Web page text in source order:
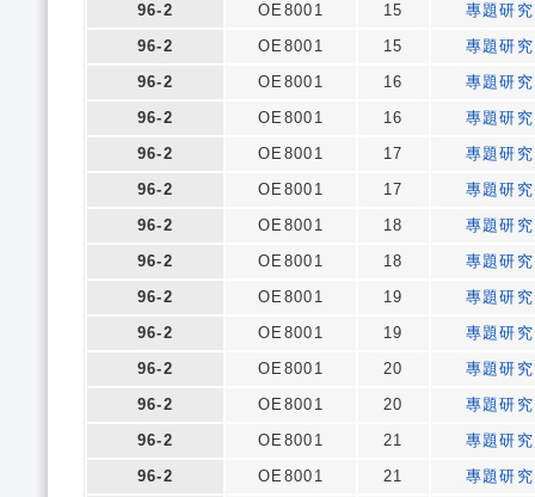
96-2
OE8001 15
專題研究
96-2
OE8001 15
專題研究
96-2
OE8001 16
專題研究
96-2
OE8001 16
專題研究
96-2
OE8001 17
專題研究
96-2
OE8001 17
專題研究
96-2
OE8001 18
專題研究
96-2
OE8001 18
專題研究
96-2
OE8001 19
專題研究
96-2
OE8001 19
專題研究
96-2
OE8001 20
專題研究
96-2
OE8001 20
專題研究
96-2
OE8001 21
專題研究
96-2
OE8001 21
專題研究